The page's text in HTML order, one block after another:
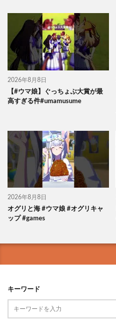
2026年8月8日
【#ウマ娘】ぐっちょぶ大賞が最
高すぎる件#umamusume
2026年8月8日
オグリと海 #ウマ娘 #オグリキャ
ップ #games
キーワード